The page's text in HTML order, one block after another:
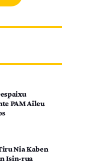
PAM Aileu
Nia Kaben
Isin-rua